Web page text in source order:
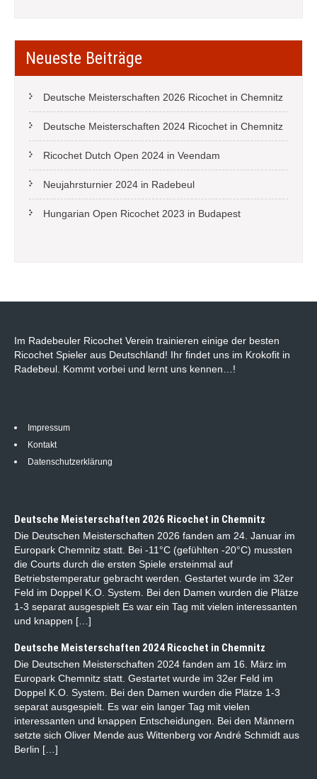
Neueste Beiträge
Deutsche Meisterschaften 2026 Ricochet in Chemnitz
Deutsche Meisterschaften 2024 Ricochet in Chemnitz
Ricochet Dutch Open 2024 in Veendam
Neujahrsturnier 2024 in Radebeul
Hungarian Open Ricochet 2023 in Budapest
Im Radebeuler Ricochet Verein trainieren einige der besten
Ricochet Spieler aus Deutschland! Ihr findet uns im Krokofit in
Radebeul. Kommt vorbei und lernt uns kennen…!
Impressum
Kontakt
Datenschutzerklärung
Deutsche Meisterschaften 2026 Ricochet in Chemnitz
Die Deutschen Meisterschaften 2026 fanden am 24. Januar im
Europark Chemnitz statt. Bei -11°C (gefühlten -20°C) mussten
die Courts durch die ersten Spiele ersteinmal auf
Betriebstemperatur gebracht werden. Gestartet wurde im 32er
Feld im Doppel K.O. System. Bei den Damen wurden die Plätze
1-3 separat ausgespielt Es war ein Tag mit vielen interessanten
und knappen […]
Deutsche Meisterschaften 2024 Ricochet in Chemnitz
Die Deutschen Meisterschaften 2024 fanden am 16. März im
Europark Chemnitz statt. Gestartet wurde im 32er Feld im
Doppel K.O. System. Bei den Damen wurden die Plätze 1-3
separat ausgespielt. Es war ein langer Tag mit vielen
interessanten und knappen Entscheidungen. Bei den Männern
setzte sich Oliver Mende aus Wittenberg vor André Schmidt aus
Berlin […]